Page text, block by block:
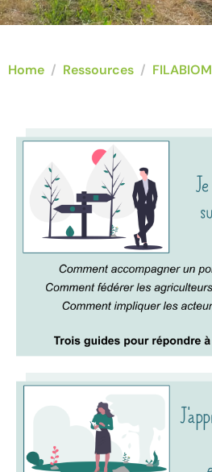
Home Ressources FILABIOM